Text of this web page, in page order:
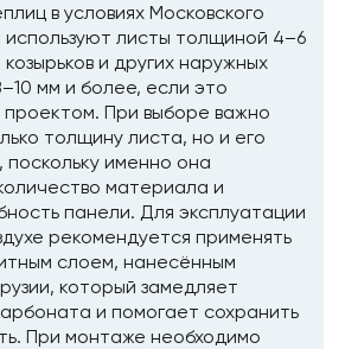
в условиях Московского
листы толщиной 4–6
и других наружных
мм и более, если это
При выборе важно
толщину листа, но и его
поскольку именно она
материала и
панели. Для эксплуатации
рекомендуется применять
слоем, нанесённым
который замедляет
и помогает сохранить
При монтаже необходимо